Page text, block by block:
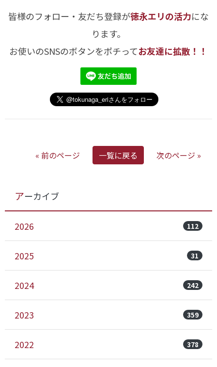
皆様のフォロー・友だち登録が徳永エリの活力にな
ります。
お使いのSNSのボタンをポチってお友達に拡散！！
« 前のページ 一覧に戻る 次のページ »
アーカイブ
2026 112
2025 31
2024 242
2023 359
2022 378